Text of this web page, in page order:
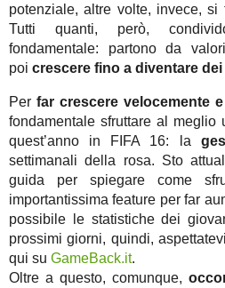
potenziale, altre volte, invece,
Tutti quanti, però,
fondamentale: partono da
poi crescere fino a diventare
Per far crescere velocemente
fondamentale sfruttare al meglio
quest’anno in FIFA 16: la
settimanali della rosa. Sto
guida per spiegare come
importantissima feature per far
possibile le statistiche dei
prossimi giorni, quindi,
qui su GameBack.it.
Oltre a questo, comunque,